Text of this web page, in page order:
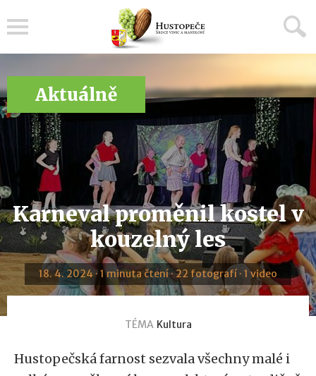
Aktuálně
Karneval proměnil kostel v
kouzelný les
18. 4. 2024 · 1 minuta čtení · 22 fotografí · 1 video
TÉMA Kultura
Hustopečská farnost sezvala všechny malé i